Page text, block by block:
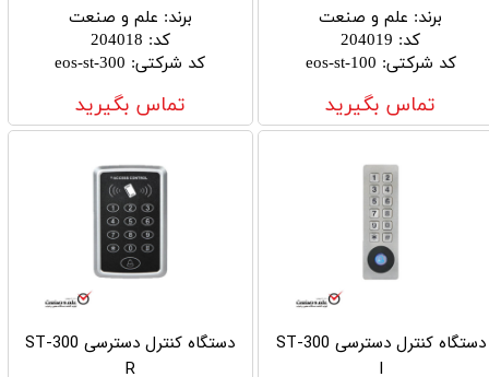
برند: علم و صنعت
کد:
204019
کد شرکتی:
eos-st-100
تماس بگیرید
برند: علم و صنعت
کد:
204018
کد شرکتی:
eos-st-300
تماس بگیرید
دستگاه کنترل دسترسی ST-300
I
دستگاه کنترل دسترسی ST-300
R